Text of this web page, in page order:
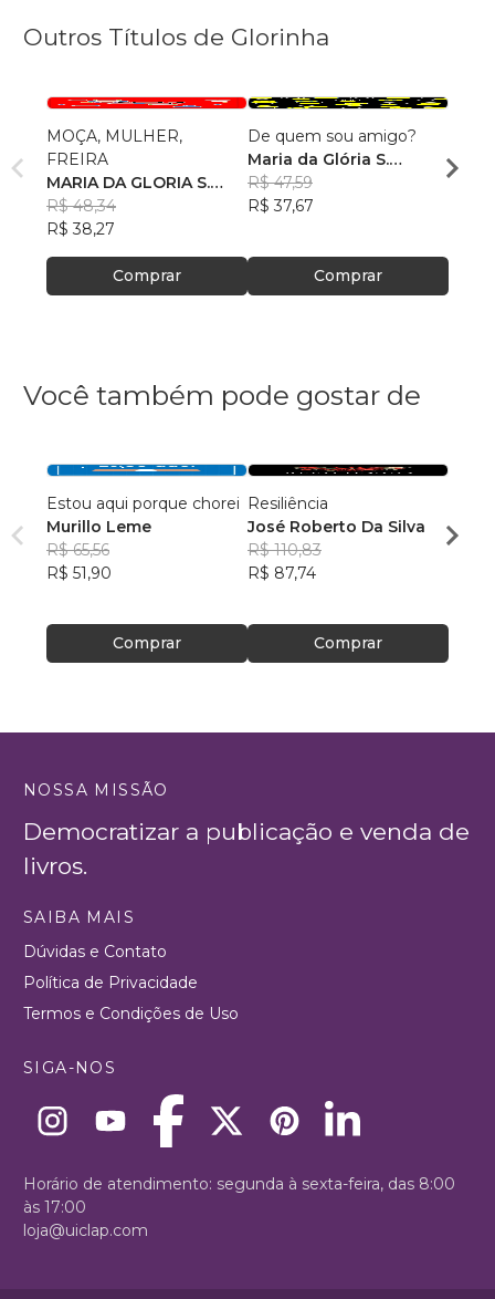
Outros Títulos de Glorinha
MOÇA, MULHER,
FREIRA
MARIA DA GLORIA S.
OLIVEIRA
R$ 48,34
R$ 38,27
Comprar
De quem sou amigo?
Maria da Glória S.
Oliveira
R$ 47,59
R$ 37,67
Comprar
R$
Você também pode gostar de
Estou aqui porque chorei
Murillo Leme
R$ 65,56
R$ 51,90
Comprar
Resiliência
José Roberto Da Silva
R$ 110,83
R$ 87,74
Comprar
R$
NOSSA MISSÃO
Democratizar a publicação e venda de
livros.
SAIBA MAIS
Dúvidas e Contato
Política de Privacidade
Termos e Condições de Uso
SIGA-NOS
Horário de atendimento: segunda à sexta-feira, das 8:00
às 17:00
loja@uiclap.com